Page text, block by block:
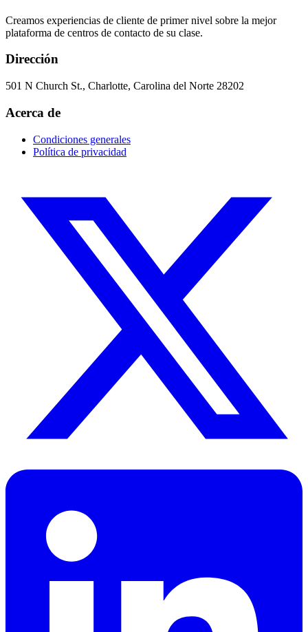
Creamos experiencias de cliente de primer nivel sobre la mejor
plataforma de centros de contacto de su clase.
Dirección
501 N Church St., Charlotte, Carolina del Norte 28202
Acerca de
Condiciones generales
Política de privacidad